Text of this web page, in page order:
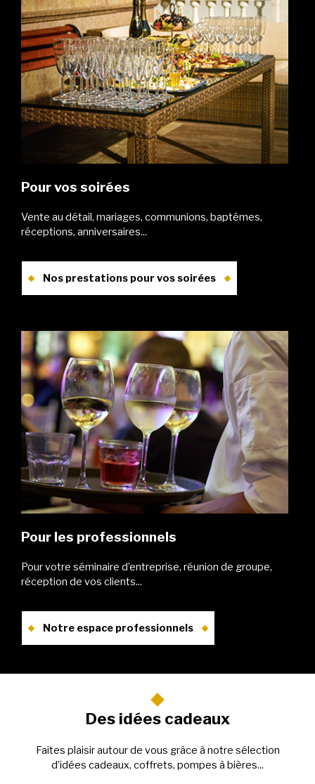
Pour vos soirées
Vente au détail, mariages, communions, baptêmes,
réceptions, anniversaires...
Nos prestations pour vos soirées
Pour les professionnels
Pour votre séminaire d’entreprise, réunion de groupe,
réception de vos clients...
Notre espace professionnels
Des idées cadeaux
Faites plaisir autour de vous grâce à notre sélection
d’idées cadeaux, coffrets, pompes à bières...